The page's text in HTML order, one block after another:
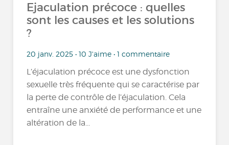
Ejaculation précoce : quelles
sont les causes et les solutions
?
20 janv. 2025 • 10 J'aime • 1 commentaire
L’éjaculation précoce est une dysfonction
sexuelle très fréquente qui se caractérise par
la perte de contrôle de l’éjaculation. Cela
entraîne une anxiété de performance et une
altération de la...